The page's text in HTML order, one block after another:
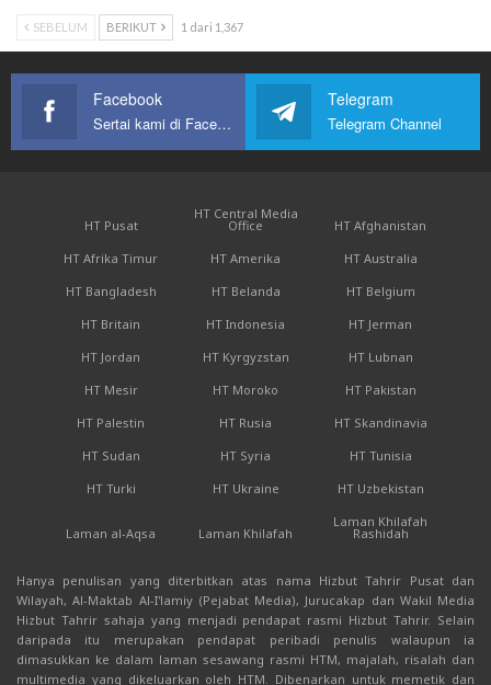
SEBELUM BERIKUT 1 dari 1,367
Facebook
Sertai kami di Facebook
Telegram
Telegram Channel
HT Pusat
HT Central Media
Office
HT Afghanistan
HT Afrika Timur
HT Amerika
HT Australia
HT Bangladesh
HT Belanda
HT Belgium
HT Britain
HT Indonesia
HT Jerman
HT Jordan
HT Kyrgyzstan
HT Lubnan
HT Mesir
HT Moroko
HT Pakistan
HT Palestin
HT Rusia
HT Skandinavia
HT Sudan
HT Syria
HT Tunisia
HT Turki
HT Ukraine HT Uzbekistan
Laman al-Aqsa Laman Khilafah
Laman Khilafah
Rashidah
Hanya penulisan yang diterbitkan atas nama Hizbut Tahrir Pusat dan
Wilayah, Al-Maktab Al-I'lamiy (Pejabat Media), Jurucakap dan Wakil Media
Hizbut Tahrir sahaja yang menjadi pendapat rasmi Hizbut Tahrir. Selain
daripada itu merupakan pendapat peribadi penulis walaupun ia
dimasukkan ke dalam laman sesawang rasmi HTM, majalah, risalah dan
multimedia yang dikeluarkan oleh HTM. Dibenarkan untuk memetik dan